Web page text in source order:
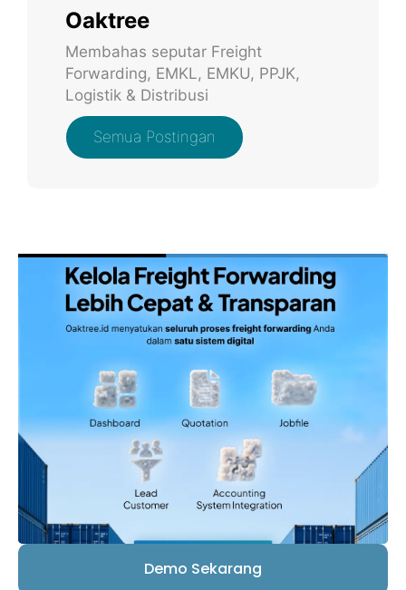
Oaktree
Membahas seputar Freight
Forwarding, EMKL, EMKU, PPJK,
Logistik & Distribusi
Semua Postingan
Demo Sekarang